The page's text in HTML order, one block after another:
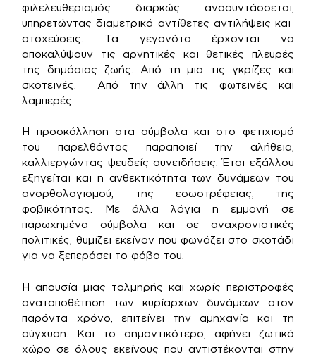
φιλελευθερισμός διαρκώς ανασυντάσσεται,
υπηρετώντας διαμετρικά αντίθετες αντιλήψεις και
στοχεύσεις. Τα γεγονότα έρχονται να
αποκαλύψουν τις αρνητικές και θετικές πλευρές
της δημόσιας ζωής. Από τη μια τις γκρίζες και
σκοτεινές. Από την άλλη τις φωτεινές και
λαμπερές.
Η προσκόλληση στα σύμβολα και στο φετιχισμό
του παρελθόντος παραποιεί την αλήθεια,
καλλιεργώντας ψευδείς συνειδήσεις. Έτσι εξάλλου
εξηγείται και η ανθεκτικότητα των δυνάμεων του
ανορθολογισμού, της εσωστρέφειας, της
φοβικότητας. Με άλλα λόγια η εμμονή σε
παρωχημένα σύμβολα και σε αναχρονιστικές
πολιτικές, θυμίζει εκείνον που φωνάζει στο σκοτάδι
για να ξεπεράσει το φόβο του.
Η απουσία μιας τολμηρής και χωρίς περιστροφές
ανατοποθέτηση των κυρίαρχων δυνάμεων στον
παρόντα χρόνο, επιτείνει την αμηχανία και τη
σύγχυση. Και το σημαντικότερο, αφήνει ζωτικό
χώρο σε όλους εκείνους που αντιστέκονται στην